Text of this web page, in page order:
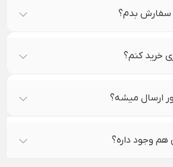
سفارش بدم؟
خرید کنم؟
ارسال میشه؟
هم وجود داره؟